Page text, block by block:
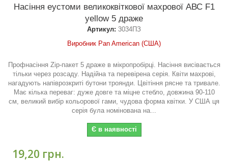
Насіння еустоми великоквіткової махрової АВС F1
yellow 5 драже
Артикул: 3034ПЗ
Виробник Pan American (США)
Профнасіння Zip-пакет 5 драже в мікропробірці. Насіння висівається
тільки через розсаду. Надійна та перевірена серія. Квіти махрові,
нагадують напіврозкриті бутони троянди. Цвітіння рясне та тривале.
Має кілька переваг: дуже довге та міцне стебло, довжина 90-110
см, великий вибір кольорової гами, чудова форма квітки. У США ця
серія була номінована на...
Є в наявності
19,20 грн.